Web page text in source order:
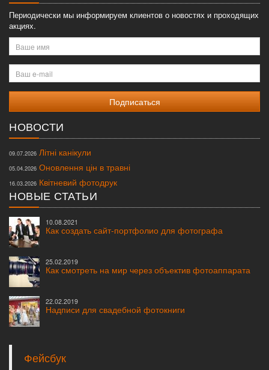
Периодически мы информируем клиентов о новостях и проходящих
акциях.
Ваше
имя
Ваш
e-
mail
НОВОСТИ
09.07.2026 Літні канікули
05.04.2026 Оновлення цін в травні
16.03.2026 Квітневий фотодрук
НОВЫЕ СТАТЬИ
10.08.2021
Как создать сайт-портфолио для фотографа
25.02.2019
Как смотреть на мир через объектив фотоаппарата
22.02.2019
Надписи для свадебной фотокниги
Фейсбук